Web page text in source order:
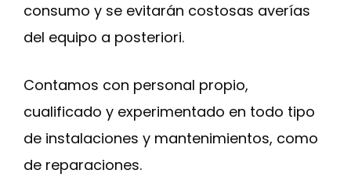
consumo y se evitarán costosas averías
del equipo a posteriori.
Contamos con personal propio,
cualificado y experimentado en todo tipo
de instalaciones y mantenimientos, como
de reparaciones.